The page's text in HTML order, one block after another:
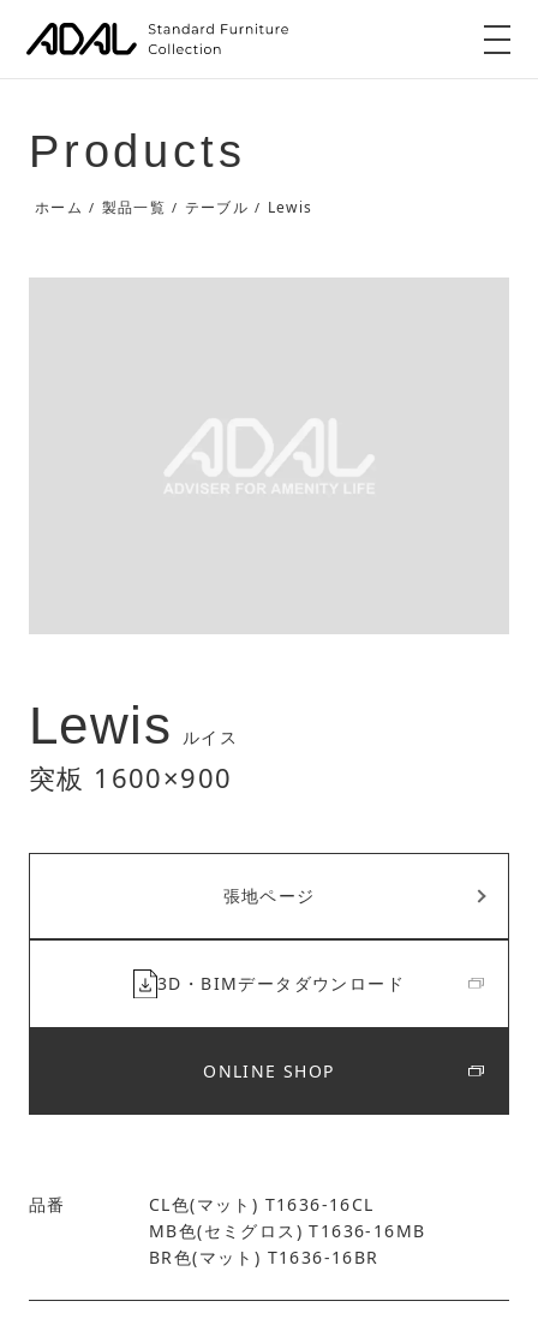
Products
ホーム / 製品一覧 / テーブル / Lewis
Lewis ルイス
突板 1600×900
張地ページ
3D・BIMデータダウンロード
ONLINE SHOP
品番
CL色(マット) T1636-16CL
MB色(セミグロス) T1636-16MB
BR色(マット) T1636-16BR